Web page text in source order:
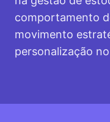
comportamento
movimento
personalização